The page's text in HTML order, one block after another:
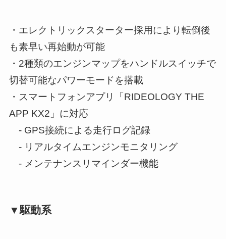
・エレクトリックスターター採用により転倒後
も素早い再始動が可能
・2種類のエンジンマップをハンドルスイッチで
切替可能なパワーモードを搭載
・スマートフォンアプリ「RIDEOLOGY THE
APP KX2」に対応
- GPS接続による走行ログ記録
- リアルタイムエンジンモニタリング
- メンテナンスリマインダー機能
▼駆動系